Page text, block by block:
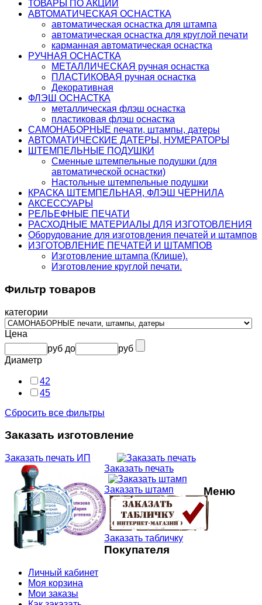
ТОВАРЫ ПО АКЦИИ
АВТОМАТИЧЕСКАЯ ОСНАСТКА
автоматическая оснастка для штампа
автоматическая оснастка для круглой печати
карманная автоматическая оснастка
РУЧНАЯ ОСНАСТКА
МЕТАЛЛИЧЕСКАЯ ручная оснастка
ПЛАСТИКОВАЯ ручная оснастка
Декоративная
ФЛЭШ ОСНАСТКА
металлическая флэш оснастка
пластиковая флэш оснастка
САМОНАБОРНЫЕ печати, штампы, датеры
АВТОМАТИЧЕСКИЕ ДАТЕРЫ, НУМЕРАТОРЫ
ШТЕМПЕЛЬНЫЕ ПОДУШКИ
Сменные штемпельные подушки (для
автоматической оснастки)
Настольные штемпельные подушки
КРАСКА ШТЕМПЕЛЬНАЯ, ФЛЭШ ЧЕРНИЛА
АКСЕССУАРЫ
РЕЛЬЕФНЫЕ ПЕЧАТИ
РАСХОДНЫЕ МАТЕРИАЛЫ ДЛЯ ИЗГОТОВЛЕНИЯ
Оборудование для изготовления печатей и штампов
ИЗГОТОВЛЕНИЕ ПЕЧАТЕЙ И ШТАМПОВ
Изготовление штампа (Клише).
Изготовление круглой печати.
Фильтр товаров
категории
Цена
руб до
руб
Диаметр
42
45
Сбросить все фильтры
Заказать изготовление
Заказать печать ИП
Заказать печать
Заказать штамп
Заказать табличку
Меню
Покупателя
Личный кабинет
Моя корзина
Мои заказы